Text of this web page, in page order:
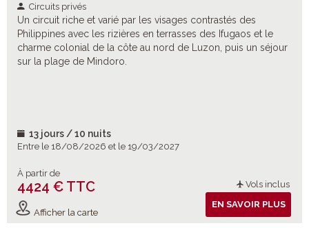
Circuits privés
Un circuit riche et varié par les visages contrastés des
Philippines avec les rizières en terrasses des Ifugaos et le
charme colonial de la côte au nord de Luzon, puis un séjour
sur la plage de Mindoro.
13 jours / 10 nuits
Entre le 18/08/2026 et le 19/03/2027
À partir de
4424 € TTC Vols inclus
Afficher la carte
EN SAVOIR PLUS